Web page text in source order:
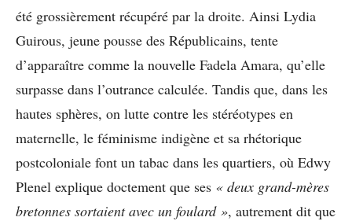
été grossièrement récupéré par la droite. Ainsi Lydia
Guirous, jeune pousse des Républicains, tente
d’apparaître comme la nouvelle Fadela Amara, qu’elle
surpasse dans l’outrance calculée. Tandis que, dans les
hautes sphères, on lutte contre les stéréotypes en
maternelle, le féminisme indigène et sa rhétorique
postcoloniale font un tabac dans les quartiers, où Edwy
Plenel explique doctement que ses « deux grand-mères
bretonnes sortaient avec un foulard », autrement dit que